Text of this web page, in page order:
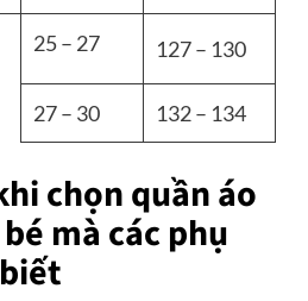
25 – 27 127 – 130
27 – 30 132 – 134
chọn quần áo
mà các phụ